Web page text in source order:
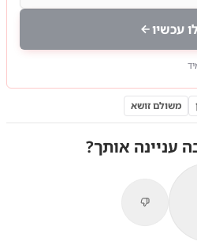
עכשיו
משולם זושא
עניינה אותך?